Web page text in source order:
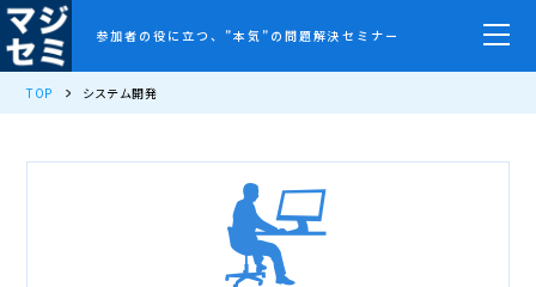
参加者の役に立つ、”本気”の問題解決セミナー
TOP システム開発